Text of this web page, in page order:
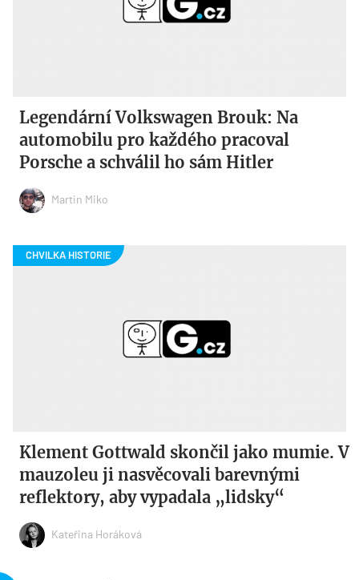
Legendární Volkswagen Brouk: Na
automobilu pro každého pracoval
Porsche a schválil ho sám Hitler
Martin Miko
Klement Gottwald skončil jako mumie. V
mauzoleu ji nasvěcovali barevnými
reflektory, aby vypadala „lidsky“
Kateřina Horáková